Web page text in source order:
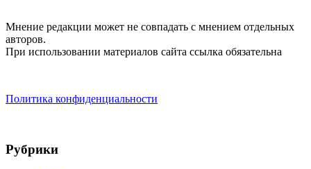
Мнение редакции может не совпадать с мнением отдельных
авторов.
При использовании материалов сайта ссылка обязательна
Политика конфиденциальности
Рубрики